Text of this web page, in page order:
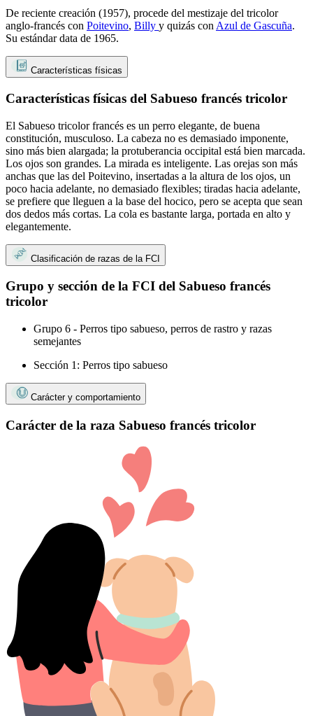
De reciente creación (1957), procede del mestizaje del tricolor
anglo-francés con Poitevino, Billy y quizás con Azul de Gascuña.
Su estándar data de 1965.
Características físicas
Características físicas del Sabueso francés tricolor
El Sabueso tricolor francés es un perro elegante, de buena
constitución, musculoso. La cabeza no es demasiado imponente,
sino más bien alargada; la protuberancia occipital está bien marcada.
Los ojos son grandes. La mirada es inteligente. Las orejas son más
anchas que las del Poitevino, insertadas a la altura de los ojos, un
poco hacia adelante, no demasiado flexibles; tiradas hacia adelante,
se prefiere que lleguen a la base del hocico, pero se acepta que sean
dos dedos más cortas. La cola es bastante larga, portada en alto y
elegantemente.
Clasificación de razas de la FCI
Grupo y sección de la FCI del Sabueso francés
tricolor
Grupo 6 - Perros tipo sabueso, perros de rastro y razas
semejantes
Sección 1: Perros tipo sabueso
Carácter y comportamiento
Carácter de la raza Sabueso francés tricolor